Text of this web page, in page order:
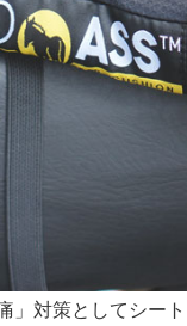
対策としてシート